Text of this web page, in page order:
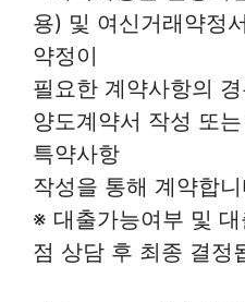
용) 및 여신거래약정
약정이
필요한 계약사항의
양도계약서 작성 또
특약사항
작성을 통해 계약합
※ 대출가능여부 및
점 상담 후 최종 결정